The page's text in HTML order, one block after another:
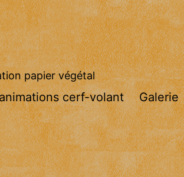
papier végétal
cerf-volant Galerie